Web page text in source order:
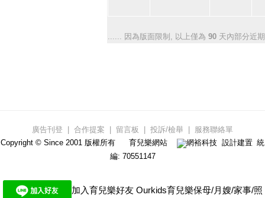
...... 因為版面限制, 以上僅為 90 天內部分近
廣告刊登 合作提案 留言板 投訴/檢舉
服務聯絡單
Copyright © Since 2001 版權所有
育兒樂網站 網裕科技 設計建置 統
編: 70551147
加入育兒樂好友 Ourkids育兒樂保母/月嫂/家事/照